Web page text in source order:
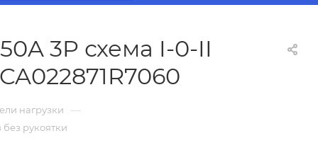
3P схема I-0-II
нагрузки —
рукоятки